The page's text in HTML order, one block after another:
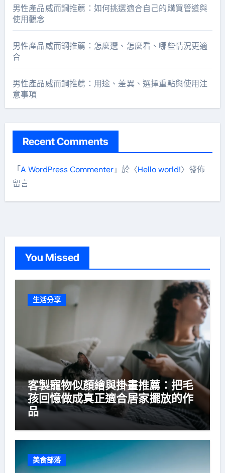
男性產品威而鋼推薦：如何挑選適合自己的購買管道與
使用觀念
男性產品威而鋼推薦：怎麼選、怎麼看、哪些情況更適
合
男性產品威而鋼推薦：用途、差異、選擇重點與使用注
意事項
Recent Comments
「A WordPress Commenter」於〈Hello world!〉發佈
留言
You Missed
生活分享
客製寵物似顏繪與掛畫推薦：把毛
孩回憶做成真正適合居家擺放的作
品
美食部落